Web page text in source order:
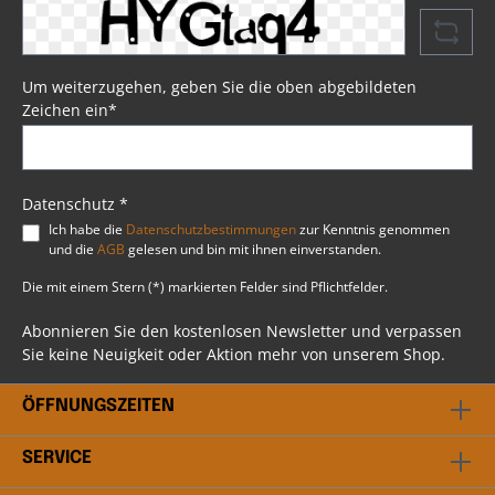
enthalten sind vier Lederriemen, die das
Anbringen der Schwingentasche am Heck Ihrer
Harley® problemlos ermöglichen. Die Tasche ist
zusätzlich durch Kunststoff und
Verstärkungsschaum gegen Verformungen bei
längerem Gebrauch geschützt. Somit ist
Favorit, ausgewählt durch unsere Profis bei BSB
nicht mit uns in Kontakt zu treten. Unser
professionelles Team steht dir gerne beratend
bei allen Fragen rund ums Thema Harley
Davidson® zur Verfügung.
Um weiterzugehen, geben Sie die oben abgebildeten
Zeichen ein*
Datenschutz *
Ich habe die Datenschutzbestimmungenzur Kenntnis genommen
und die AGB gelesen und bin mit ihnen einverstanden.
Die mit einem Stern (*) markierten Felder sind Pflichtfelder.
Abonnieren Sie den kostenlosen Newsletter und verpassen
Sie keine Neuigkeit oder Aktion mehr von unserem Shop.
ÖFFNUNGSZEITEN
SERVICE